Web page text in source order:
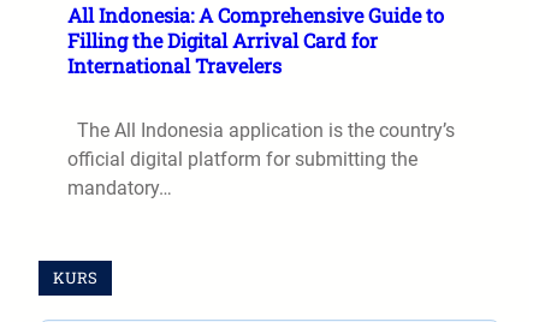
All Indonesia: A Comprehensive Guide to
Filling the Digital Arrival Card for
International Travelers
The All Indonesia application is the country’s
official digital platform for submitting the
mandatory…
KURS